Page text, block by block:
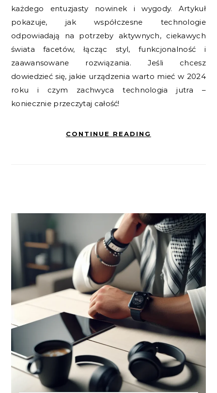
każdego entuzjasty nowinek i wygody. Artykuł
pokazuje, jak współczesne technologie
odpowiadają na potrzeby aktywnych, ciekawych
świata facetów, łącząc styl, funkcjonalność i
zaawansowane rozwiązania. Jeśli chcesz
dowiedzieć się, jakie urządzenia warto mieć w 2024
roku i czym zachwyca technologia jutra –
koniecznie przeczytaj całość!
CONTINUE READING